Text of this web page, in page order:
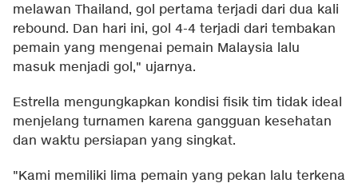
melawan Thailand, gol pertama terjadi dari dua kali
rebound. Dan hari ini, gol 4-4 terjadi dari tembakan
pemain yang mengenai pemain Malaysia lalu
masuk menjadi gol," ujarnya.
Estrella mengungkapkan kondisi fisik tim tidak ideal
menjelang turnamen karena gangguan kesehatan
dan waktu persiapan yang singkat.
"Kami memiliki lima pemain yang pekan lalu terkena